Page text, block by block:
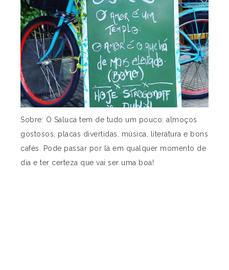
Sobre: O Saluca tem de tudo um pouco: almoços
gostosos, placas divertidas, música, literatura e bons
cafés. Pode passar por lá em qualquer momento de
dia e ter certeza que vai ser uma boa!